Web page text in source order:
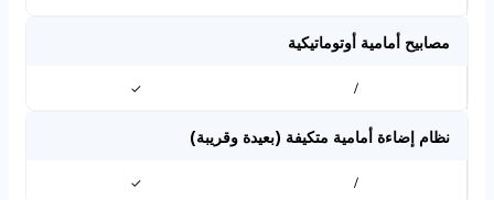
مصابيح أمامية أوتوماتيكية
/
✓
نظام إضاءة أمامية متكيفة (بعيدة وقريبة)
/
✓